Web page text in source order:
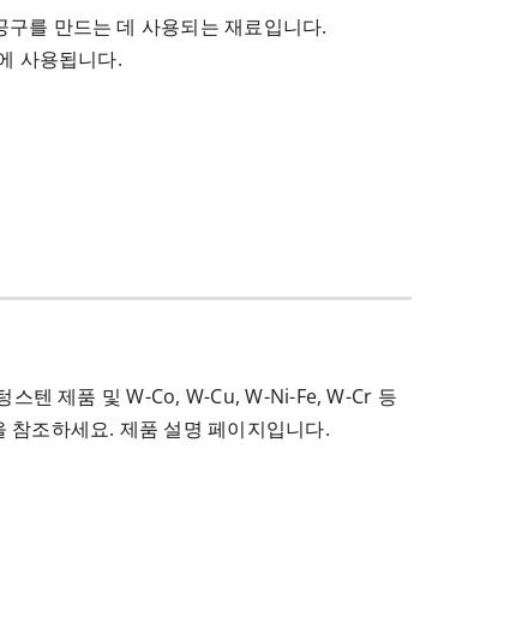
를 만드는 데 사용되는 재료입니다.
사용됩니다.
텐 제품 및 W-Co, W-Cu, W-Ni-Fe, W-Cr 등
조하세요. 제품 설명 페이지입니다.